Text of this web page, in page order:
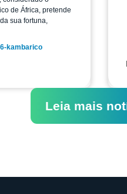
de África, pretende
sua fortuna,
kambarico
Leia mais